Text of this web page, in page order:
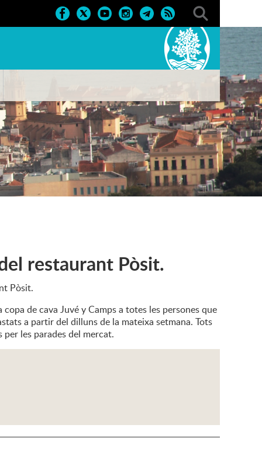
restaurant Pòsit.
Pòsit.
de cava Juvé y Camps a totes les persones que
a partir del dilluns de la mateixa setmana. Tots
les parades del mercat.